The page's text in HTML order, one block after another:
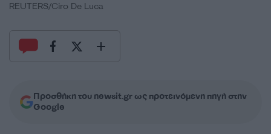
REUTERS/Ciro De Luca
Προσθήκη του newsit.gr ως προτεινόμενη πηγή στην
Google